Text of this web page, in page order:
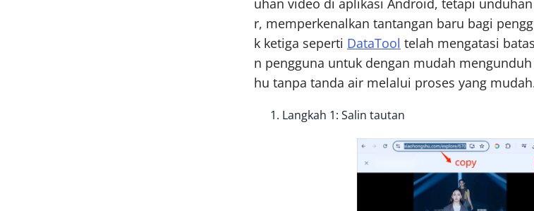
uhan video di aplikasi Android, tetapi
r, memperkenalkan tantangan baru bagi
k ketiga seperti DataTool telah mengatasi
n pengguna untuk dengan mudah
hu tanpa tanda air melalui proses yang
Langkah 1: Salin tautan